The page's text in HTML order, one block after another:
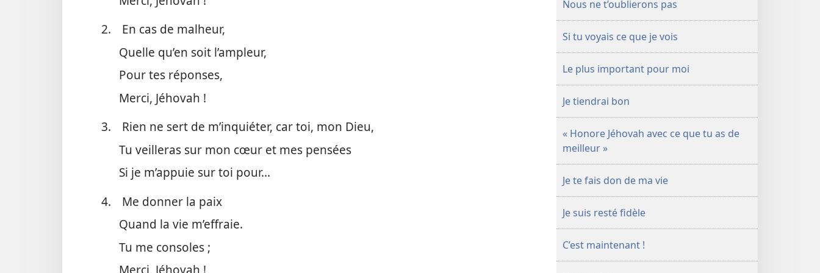
2.
En cas de malheur,
Quelle qu’en soit l’ampleur,
Pour tes réponses,
Merci, Jéhovah !
3.
Rien ne sert de m’inquiéter, car toi, mon Dieu,
Tu veilleras sur mon cœur et mes pensées
Si je m’appuie sur toi pour...
4.
Me donner la paix
Quand la vie m’effraie.
Tu me consoles ;
Nous ne t’oublierons pas
Si tu voyais ce que je vois
Le plus important pour moi
Je tiendrai bon
« Honore Jéhovah avec ce que tu as de
meilleur »
Je te fais don de ma vie
Je suis resté fidèle
C’est maintenant !